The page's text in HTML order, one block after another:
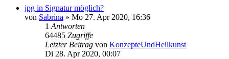
jpg in Signatur möglich?
von Sabrina » Mo 27. Apr 2020, 16:36
1 Antworten
64485 Zugriffe
Letzter Beitrag von KonzepteUndHeilkunst
Di 28. Apr 2020, 00:07